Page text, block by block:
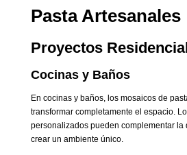
Pasta Artesanales
Proyectos
Cocinas y Baños
En cocinas y baños, los mosaicos de
transformar completamente el espacio.
personalizados pueden complementar la
crear un ambiente único.